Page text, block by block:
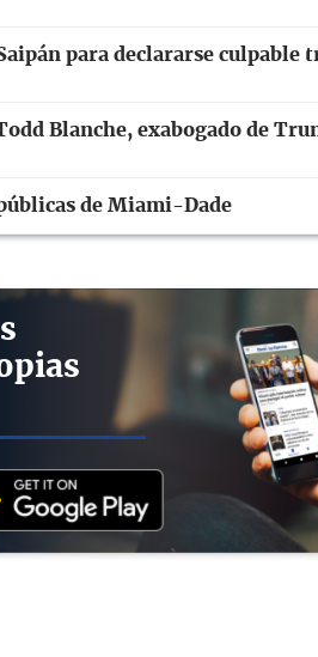
para declararse culpable
Blanche, exabogado de
de Miami-Dade